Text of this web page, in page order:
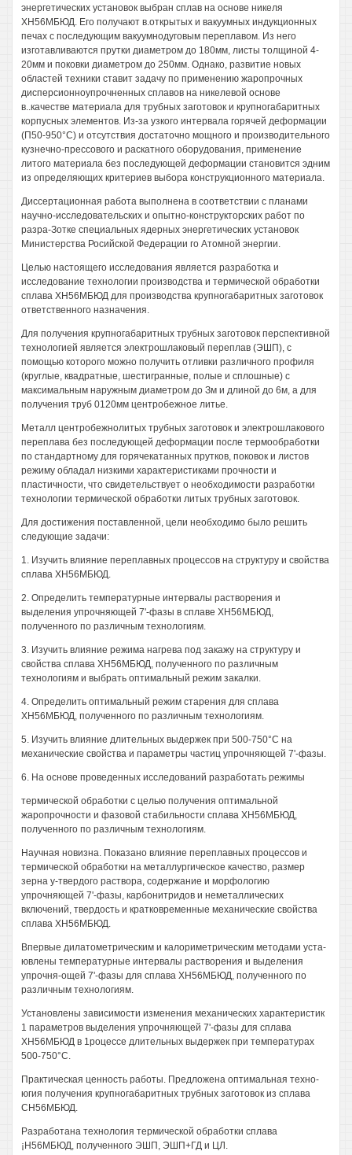
энергетических установок выбран сплав на основе никеля
ХН56МБЮД. Его получают в.открытых и вакуумных индукционных
печах с последующим вакуумнодуговым переплавом. Из него
изготавливаются прутки диаметром до 180мм, листы толщиной 4-
20мм и поковки диаметром до 250мм. Однако, развитие новых
областей техники ставит задачу по применению жаропрочных
дисперсионноупрочненных сплавов на никелевой основе
в..качестве материала для трубных заготовок и крупногабаритных
корпусных элементов. Из-за узкого интервала горячей деформации
(П50-950°С) и отсутствия достаточно мощного и производительного
кузнечно-прессового и раскатного оборудования, применение
литого материала без последующей деформации становится эдним
из определяющих критериев выбора конструкционного материала.
Диссертационная работа выполнена в соответствии с планами
научно-исследовательских и опытно-конструкторских работ по
разра-Зотке специальных ядерных энергетических установок
Министерства Росийской Федерации го Атомной энергии.
Целью настоящего исследования является разработка и
исследование технологии производства и термической обработки
сплава ХН56МБЮД для производства крупногабаритных заготовок
ответственного назначения.
Для получения крупногабаритных трубных заготовок перспективной
технологией является электрошлаковый переплав (ЭШП), с
помощью которого можно получить отливки различного профиля
(круглые, квадратные, шестигранные, полые и сплошные) с
максимальным наружным диаметром до Зм и длиной до 6м, а для
получения труб 0120мм центробежное литье.
Металл центробежнолитых трубных заготовок и электрошлакового
переплава без последующей деформации после термообработки
по стандартному для горячекатанных прутков, поковок и листов
режиму обладал низкими характеристиками прочности и
пластичности, что свидетельствует о необходимости разработки
технологии термической обработки литых трубных заготовок.
Для достижения поставленной, цели необходимо было решить
следующие задачи:
1. Изучить влияние переплавных процессов на структуру и свойства
сплава ХН56МБЮД.
2. Определить температурные интервалы растворения и
выделения упрочняющей 7'-фазы в сплаве ХН56МБЮД,
полученного по различным технологиям.
3. Изучить влияние режима нагрева под закажу на структуру и
свойства сплава ХН56МБЮД, полученного по различным
технологиям и выбрать оптимальный режим закалки.
4. Определить оптимальный режим старения для сплава
ХН56МБЮД, полученного по различным технологиям.
5. Изучить влияние длительных выдержек при 500-750°С на
механические свойства и параметры частиц упрочняющей 7'-фазы.
6. На основе проведенных исследований разработать режимы
термической обработки с целью получения оптимальной
жаропрочности и фазовой стабильности сплава ХН56МБЮД,
полученного по различным технологиям.
Научная новизна. Показано влияние переплавных процессов и
термической обработки на металлургическое качество, размер
зерна у-твердого раствора, содержание и морфологию
упрочняющей 7'-фазы, карбонитридов и неметаллических
включений, твердость и кратковременные механические свойства
сплава ХН56МБЮД.
Впервые дилатометрическим и калориметрическим методами уста-
ювлены температурные интервалы растворения и выделения
упрочня-ощей 7'-фазы для сплава ХН56МБЮД, полученного по
различным технологиям.
Установлены зависимости изменения механических характеристик
1 параметров выделения упрочняющей 7'-фазы для сплава
ХН56МБЮД в 1роцессе длительных выдержек при температурах
500-750°С.
Практическая ценность работы. Предложена оптимальная техно-
югия получения крупногабаритных трубных заготовок из сплава
СН56МБЮД.
Разработана технология термической обработки сплава
¡Н56МБЮД, полученного ЭШП, ЭШП+ГД и ЦЛ.